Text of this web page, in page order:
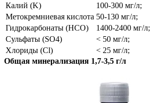
Калий (K)
100-300 мг/л;
Метокремниевая кислота 50-130 мг/л;
Гидрокарбонаты (HCO)
1400-2400 мг/л;
Сульфаты (SO4)
< 50 мг/л;
Хлориды (Cl)
< 25 мг/л;
Общая минерализация 1,7-3,5 г/л